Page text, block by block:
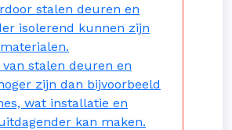
stalen deuren en
isolerend kunnen zijn
stalen deuren en
zijn dan bijvoorbeeld
wat installatie en
kan maken.